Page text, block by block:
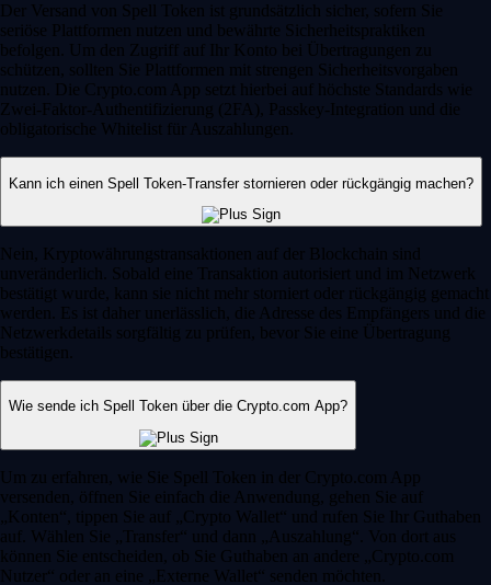
Der Versand von Spell Token ist grundsätzlich sicher, sofern Sie
seriöse Plattformen nutzen und bewährte Sicherheitspraktiken
befolgen. Um den Zugriff auf Ihr Konto bei Übertragungen zu
schützen, sollten Sie Plattformen mit strengen Sicherheitsvorgaben
nutzen. Die Crypto.com App setzt hierbei auf höchste Standards wie
Zwei-Faktor-Authentifizierung (2FA), Passkey-Integration und die
obligatorische Whitelist für Auszahlungen.
Kann ich einen Spell Token-Transfer stornieren oder rückgängig machen?
Nein, Kryptowährungstransaktionen auf der Blockchain sind
unveränderlich. Sobald eine Transaktion autorisiert und im Netzwerk
bestätigt wurde, kann sie nicht mehr storniert oder rückgängig gemacht
werden. Es ist daher unerlässlich, die Adresse des Empfängers und die
Netzwerkdetails sorgfältig zu prüfen, bevor Sie eine Übertragung
bestätigen.
Wie sende ich Spell Token über die Crypto.com App?
Um zu erfahren, wie Sie Spell Token in der Crypto.com App
versenden, öffnen Sie einfach die Anwendung, gehen Sie auf
„Konten“, tippen Sie auf „Crypto Wallet“ und rufen Sie Ihr Guthaben
auf. Wählen Sie „Transfer“ und dann „Auszahlung“. Von dort aus
können Sie entscheiden, ob Sie Guthaben an andere „Crypto.com
Nutzer“ oder an eine „Externe Wallet“ senden möchten.